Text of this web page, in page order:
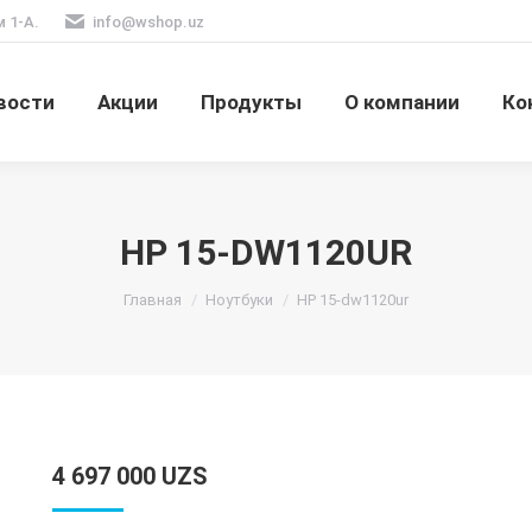
1-А. info@wshop.uz
Акции Продукты О компании
HP 15-DW1120UR
Вы здесь:
Главная Ноутбуки HP 15-dw1120ur
4 697 000 UZS